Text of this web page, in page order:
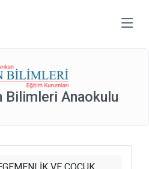
Bilimleri Anaokulu